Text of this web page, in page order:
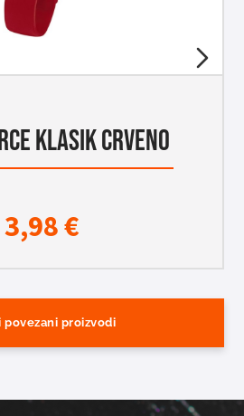
KLASIK CRVENO
3,98€
povezani proizvodi